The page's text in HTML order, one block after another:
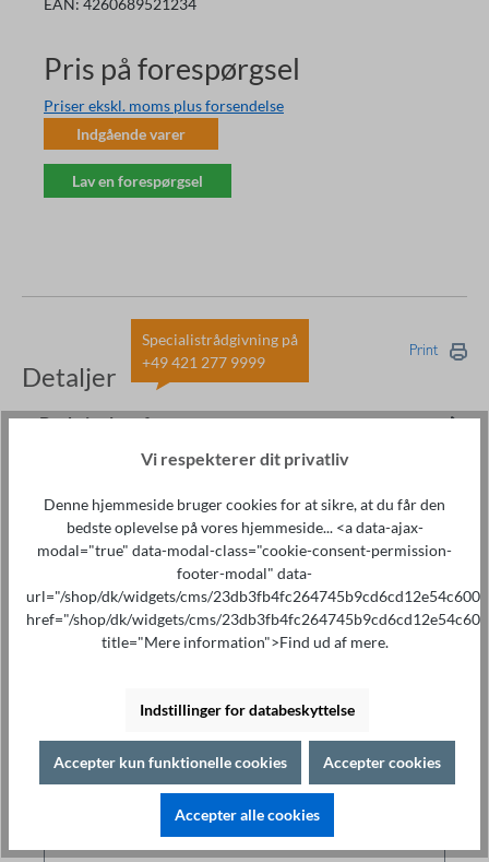
EAN: 4260689521234
Pris på forespørgsel
Priser ekskl. moms plus forsendelse
Indgående varer
Lav en forespørgsel
Detaljer
Specialistrådgivning på
+49 421 277 9999
Print
Beskrivelse af
Highlights Enheder: ST2829AX, ST2829AX-24,
transportkasser Aluminiumsramme-låg kan…Mere om
Related products
Vi respekterer dit privatliv
Denne hjemmeside bruger cookies for at sikre, at du får den
bedste oplevelse på vores hjemmeside... <a data-ajax-
modal="true" data-modal-class="cookie-consent-permission-
footer-modal" data-
url="/shop/dk/widgets/cms/23db3fb4fc264745b9cd6cd12e54c600"
href="/shop/dk/widgets/cms/
title="Mere information">Find ud af mere.
Indstillinger for databeskyttelse
Accepter kun funktionelle cookies Accepter cookies
Accepter alle cookies